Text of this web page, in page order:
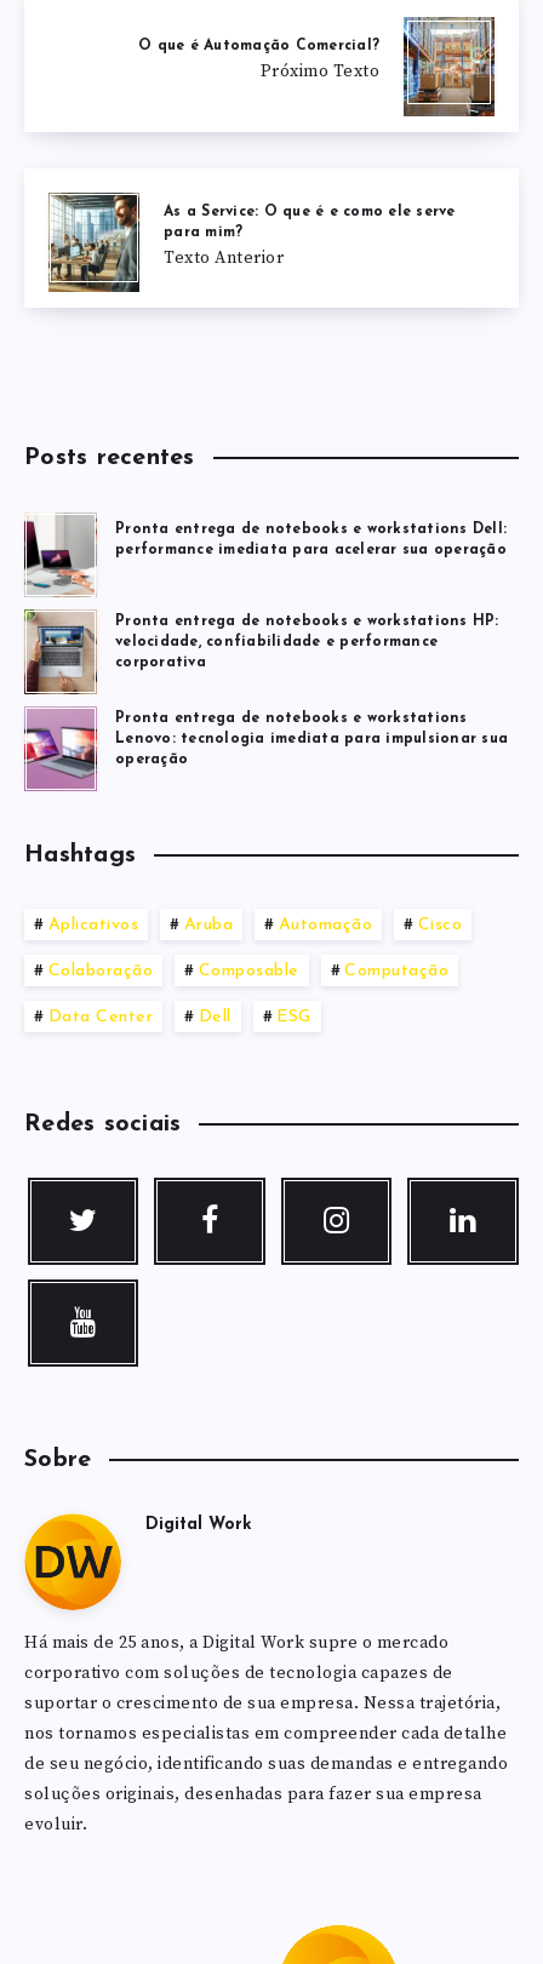
O que é Automação Comercial?
Próximo Texto
As a Service: O que é e como ele serve
para mim?
Texto Anterior
Posts recentes
Pronta entrega de notebooks e workstations Dell:
performance imediata para acelerar sua operação
Pronta entrega de notebooks e workstations HP:
velocidade, confiabilidade e performance
corporativa
Pronta entrega de notebooks e workstations
Lenovo: tecnologia imediata para impulsionar sua
operação
Hashtags
Aplicativos Aruba Automação Cisco
Colaboração Composable Computação
Data Center Dell ESG
Redes sociais
Sobre
Digital Work
Há mais de 25 anos, a Digital Work supre o mercado
corporativo com soluções de tecnologia capazes de
suportar o crescimento de sua empresa. Nessa trajetória,
nos tornamos especialistas em compreender cada detalhe
de seu negócio, identificando suas demandas e entregando
soluções originais, desenhadas para fazer sua empresa
evoluir.